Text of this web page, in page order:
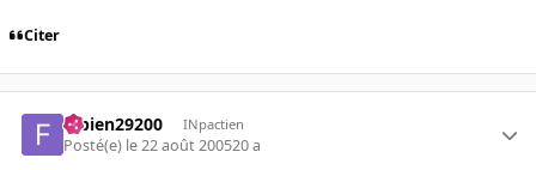
Citer
fabien29200 INpactien
Posté(e) le 22 août 200520 a